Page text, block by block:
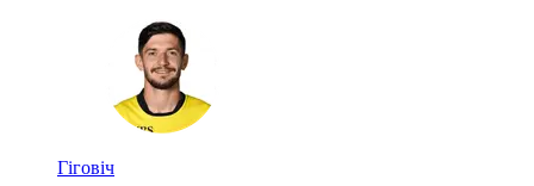
Гіговіч